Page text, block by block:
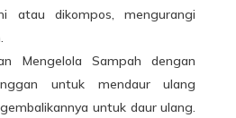
atau dikompos, mengurangi
Mengelola Sampah dengan
untuk mendaur ulang
untuk daur ulang.